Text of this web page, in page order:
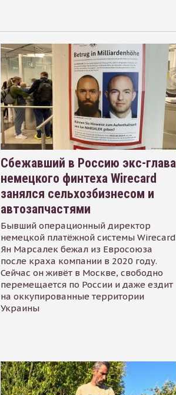
Сбежавший в Россию экс-глава
немецкого финтеха Wirecard
занялся сельхозбизнесом и
автозапчастями
Бывший операционный директор
немецкой платёжной системы Wirecard
Ян Марсалек бежал из Евросоюза
после краха компании в 2020 году.
Сейчас он живёт в Москве, свободно
перемещается по России и даже ездит
на оккупированные территории
Украины